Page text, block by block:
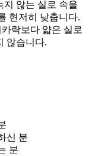
지 않는 실로 속을
현저히 낮춥니다.
락보다 얇은 실로
않습니다.
신 분
분